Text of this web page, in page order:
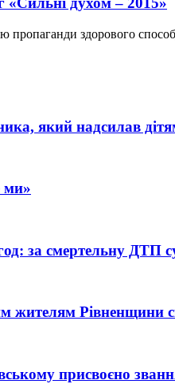
пропаганди здорового
який надсилав
ми»
за смертельну ДТП
жителям Рівненщини
присвоєно